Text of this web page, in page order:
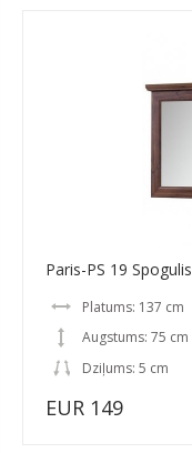
Paris-PS 19 Spogulis
Platums: 137 cm
Augstums: 75 cm
Dziļums: 5 cm
EUR 149